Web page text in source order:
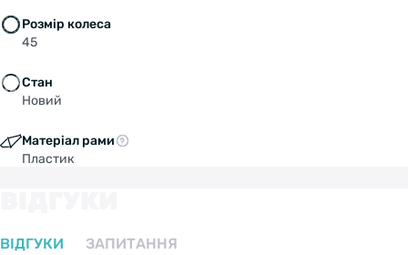
Розмір колеса
45
Стан
Новий
Матеріал рами
Пластик
ВІДГУКИ ЗАПИТАННЯ